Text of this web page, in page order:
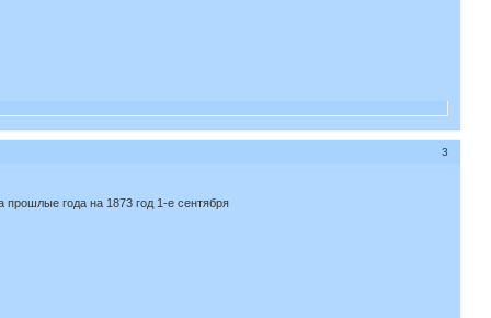
3
года на 1873 год 1-е сентября